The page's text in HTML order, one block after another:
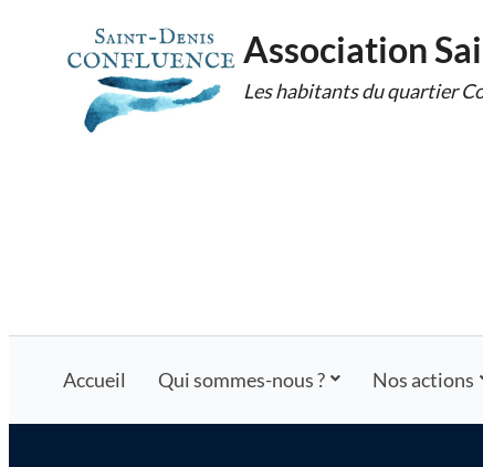
Association
Les habitants du quartier
Accueil Qui sommes-nous ? Nos actions